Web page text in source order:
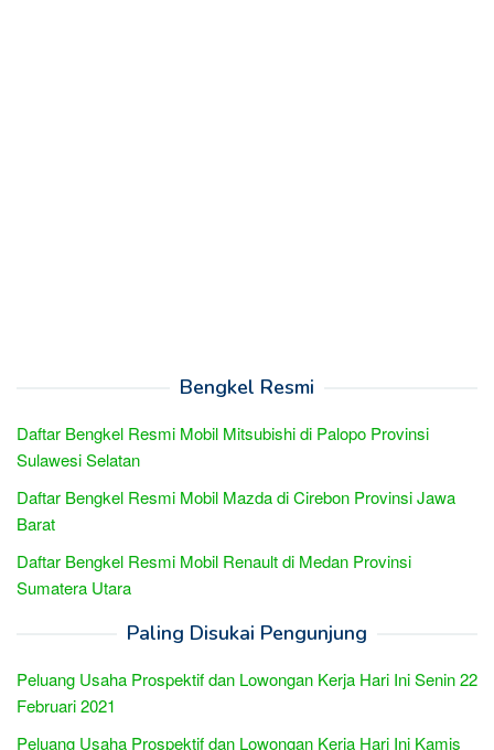
Bengkel Resmi
Daftar Bengkel Resmi Mobil Mitsubishi di Palopo Provinsi
Sulawesi Selatan
Daftar Bengkel Resmi Mobil Mazda di Cirebon Provinsi Jawa
Barat
Daftar Bengkel Resmi Mobil Renault di Medan Provinsi
Sumatera Utara
Paling Disukai Pengunjung
Peluang Usaha Prospektif dan Lowongan Kerja Hari Ini Senin 22
Februari 2021
Peluang Usaha Prospektif dan Lowongan Kerja Hari Ini Kamis